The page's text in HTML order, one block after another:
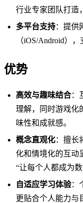
行业专家团队打造
多平台支持：提供
（iOS/Android）
优势
高效与趣味结合：
理解，同时游戏化
味性和成就感。
概念直观化：擅长
化和情境化的互动
“让每个人都成为数
自适应学习体验：
更贴合个人能力与